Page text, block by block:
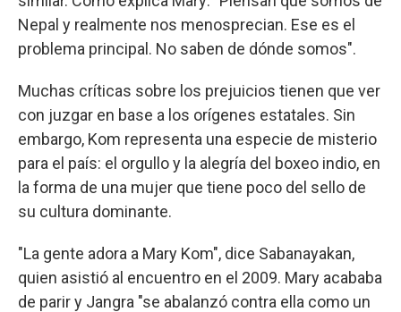
Nepal y realmente nos menosprecian. Ese es el
problema principal. No saben de dónde somos".
Muchas críticas sobre los prejuicios tienen que ver
con juzgar en base a los orígenes estatales. Sin
embargo, Kom representa una especie de misterio
para el país: el orgullo y la alegría del boxeo indio, en
la forma de una mujer que tiene poco del sello de
su cultura dominante.
"La gente adora a Mary Kom", dice Sabanayakan,
quien asistió al encuentro en el 2009. Mary acababa
de parir y Jangra "se abalanzó contra ella como un